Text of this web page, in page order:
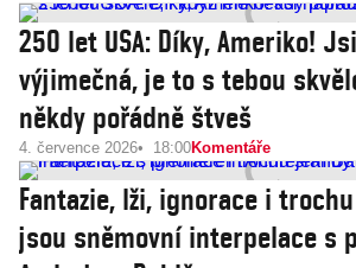
250 let USA: Díky, Ameriko!
výjimečná, je to s tebou
někdy pořádně štveš
4. července 2026 18:00Komentáře
Fantazie, lži, ignorace i
jsou sněmovní interpelace s